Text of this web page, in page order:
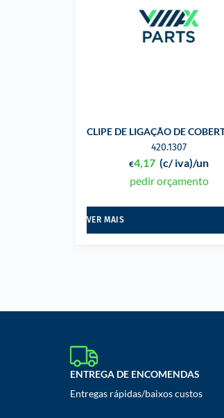
CLIPE DE LIGAÇÃO DE
420.1307
€4,17 (c/ iva)/un
pedir orçamento
VER MAIS
ENTREGA DE ENCOMENDAS
Entregas rápidas/baixos custos